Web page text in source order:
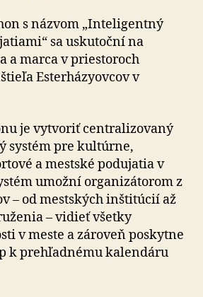
s názvom „Inteligentný
sa uskutoční na
a marca v priestoroch
Esterházyovcov v
je vytvoriť centralizovaný
systém pre kultúrne,
a mestské podujatia v
umožní organizátorom z
– od mestských inštitúcií až
– vidieť všetky
v meste a zároveň poskytne
k prehľadnému kalendáru